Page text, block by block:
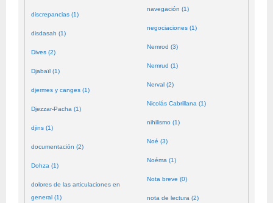
discrepancias (1)
disdasah (1)
Dives (2)
Djabaïl (1)
djermes y canges (1)
Djezzar-Pacha (1)
djins (1)
documentación (2)
Dohza (1)
dolores de las articulaciones en
general (1)
navegación (1)
negociaciones (1)
Nemrod (3)
Nemrud (1)
Nerval (2)
Nicolás Cabrillana (1)
nihilismo (1)
Noé (3)
Noéma (1)
Nota breve (0)
nota de lectura (2)